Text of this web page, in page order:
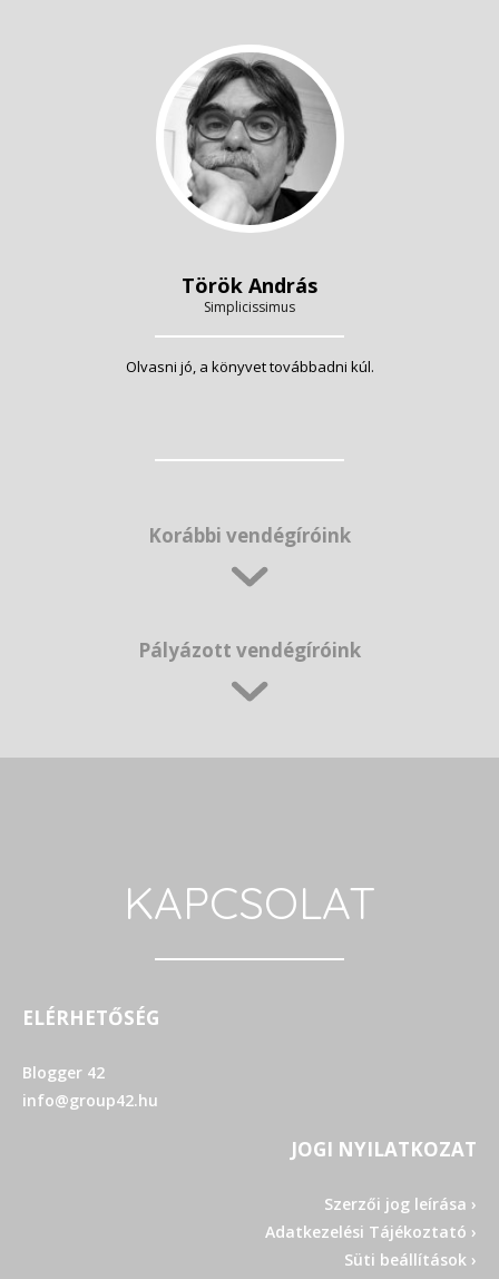
Török András
Simplicissimus
Olvasni jó, a könyvet továbbadni kúl.
Korábbi vendégíróink
Pályázott vendégíróink
KAPCSOLAT
ELÉRHETŐSÉG
Blogger 42
info@group42.hu
JOGI NYILATKOZAT
Szerzői jog leírása ›
Adatkezelési Tájékoztató ›
Süti beállítások ›